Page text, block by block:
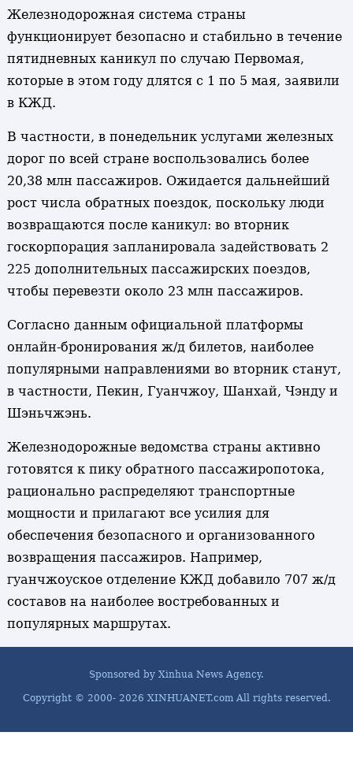
Железнодорожная система страны
функционирует безопасно и стабильно в течение
пятидневных каникул по случаю Первомая,
которые в этом году длятся с 1 по 5 мая, заявили
в КЖД.
В частности, в понедельник услугами железных
дорог по всей стране воспользовались более
20,38 млн пассажиров. Ожидается дальнейший
рост числа обратных поездок, поскольку люди
возвращаются после каникул: во вторник
госкорпорация запланировала задействовать 2
225 дополнительных пассажирских поездов,
чтобы перевезти около 23 млн пассажиров.
Согласно данным официальной платформы
онлайн-бронирования ж/д билетов, наиболее
популярными направлениями во вторник станут,
в частности, Пекин, Гуанчжоу, Шанхай, Чэнду и
Шэньчжэнь.
Железнодорожные ведомства страны активно
готовятся к пику обратного пассажиропотока,
рационально распределяют транспортные
мощности и прилагают все усилия для
обеспечения безопасного и организованного
возвращения пассажиров. Например,
гуанчжоуское отделение КЖД добавило 707 ж/д
составов на наиболее востребованных и
популярных маршрутах.
Sponsored by Xinhua News Agency.
Copyright © 2000- 2026 XINHUANET.com All rights reserved.